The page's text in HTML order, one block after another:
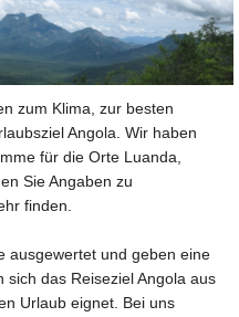
zum Klima, zur besten
Angola. Wir haben
für die Orte Luanda,
Sie Angaben zu
finden.
ausgewertet und geben eine
sich das Reiseziel Angola aus
Urlaub eignet. Bei uns